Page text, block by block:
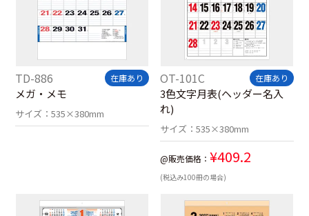
TD-886 在庫あり
メガ・メモ
サイズ：535×380mm
OT-101C 在庫あり
3色文字月表(ヘッダー名入
れ)
サイズ： 535×380mm
@販売価格： ¥409.2
(税込み100冊の場合)